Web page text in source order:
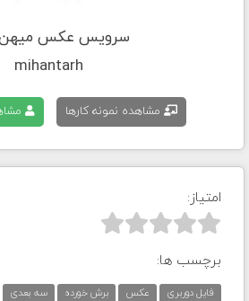
سرویس عکس
mihantarh
مشاهده نمونه کارها
امتیاز:



برچسب ها:
فایل دوربری عکس برش خورده سه بعدی